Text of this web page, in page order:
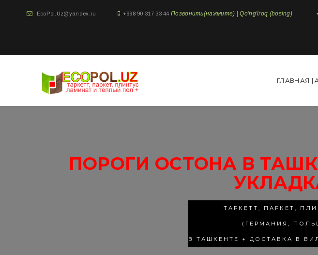
EcoPol.Uz@yandex.ru +998 90 317 33 44 Позвонить(нажмите) | Qo'ng'iroq (bosing)
ГЛАВНАЯ |
ПОРОГИ ОСТОНА В
ТАРКЕТТ, ПАРКЕТ,
(ГЕРМАНИЯ,
В ТАШКЕНТЕ + ДОСТАВКА В